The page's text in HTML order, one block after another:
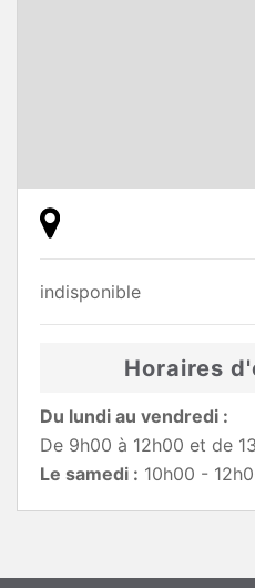
indisponible
Horaires
Du lundi au vendredi :
De 9h00 à 12h00 et de
Le samedi : 10h00 -